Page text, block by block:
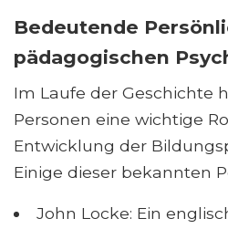
Bedeutende
pädagogischen
Im Laufe der Geschichte
Personen eine wichtige
Entwicklung der
Einige dieser bekannten
John Locke: Ein